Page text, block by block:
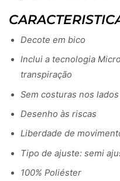
Decote em bico
Inclui a tecnologia
transpiração
Sem costuras nos lados
Desenho às riscas
Liberdade de
Tipo de ajuste: semi
100% Poliéster